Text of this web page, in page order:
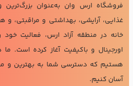
فروشگاه ارس وان به‌عنوان بزرگ‌ترین
غذایی، آرایشی، بهداشتی و مراقبتی،
خانه در منطقه آزاد ارس، فعالیت خود
اورجینال و باکیفیت آغاز کرده است.
هستیم که دسترسی شما به بهترین و
آسان کنیم.